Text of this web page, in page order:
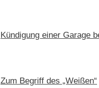
Kündigung einer Garage
Zum Begriff des „Weißen“